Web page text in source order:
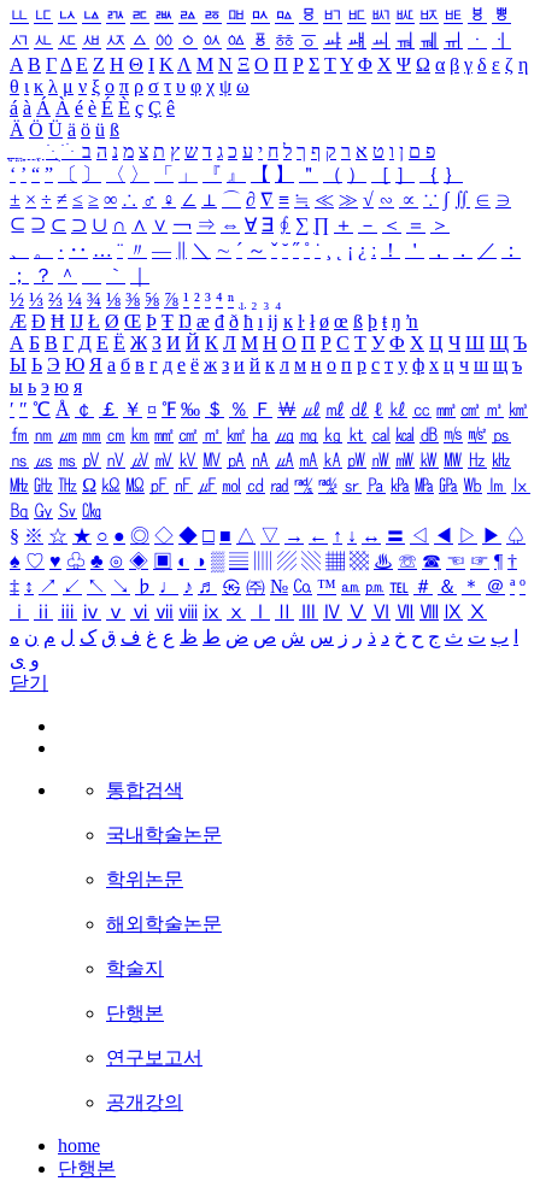
ㅥ ㅦ ㅧ ㅨ ㅩ ㅪ ㅫ ㅬ ㅭ ㅮ ㅯ ㅰ ㅱ ㅲ ㅳ ㅴ ㅵ ㅶ ㅷ ㅸ
ㅹ
ㅺ ㅻ ㅼ ㅽ ㅾ ㅿ ㆀ ㆁ ㆂ ㆃ ㆄ ㆅ ㆆ ㆇ ㆈ ㆉ ㆊ ㆋ ㆌ ㆍ
ㆎ
Α Β ΓΔ Ε Ζ Η Θ Ι ΚΛ Μ Ν Ξ Ο Π Ρ Σ ΤΥ Φ Χ Ψ Ω α β γ δ ε ζ η
θ ι κ λ μ ν ξ ο π ρ σ τ υ φ χ ψ ω
á à Á À é è É È ç Ç ê
Ä Ö Ü ä ö ü ß
ִֶֹ ֻּ ׁׂ פ ם ן ו ט א ר ק ף ך ל ח י ע כ ג ד ש ץ ת צ מ נ ה ב
‘ ’ “ ” 〔 〕 〈 〉 「 」 『 』 【 】 ＂ （ ） ［ ］ ｛ ｝
± × ÷ ≠ ≤ ≥ ∞ ∴ ♂ ♀ ∠ ⊥ ⌒ ∂ ∇ ≡ ≒ ≪ ≫ √ ∽ ∝ ∵ ∫ ∬ ∈ ∋
⊆ ⊇ ⊂ ⊃ ∪ ∩ ∧ ∨ ￢ ⇒ ⇔ ∀ ∃ ∮ ∑ ∏ ＋ － ＜ ＝
＞
、
。 · ‥ … ¨ 〃 ― ＼ ∼ ´ ～ ˇ ˘ ˝ ˚ ˙ ¸ ¡ ¿ ː ！ ＇ ， ． ／
：
；
？ ＾ ｀
½ ⅓ ⅔ ¼ ¾ ⅛ ⅜ ⅝ ⅞ ¹ ² ³ ⁴ ⁿ ₁ ₂ ₃ ₄
Æ Ð Ħ Ĳ Ł Ø Œ Þ Ŧ Ŋ æ đ ð ħ ı ĳ ĸ ŀ ł ø œ ß þ ŧ ŋ ŉ
А Б В Г Д Е Ё Ж З И Й К Л М Н О П Р С Т У Ф Х Ц Ч Ш Щ Ъ
Ы Ь Э Ю Я а б в г д е ё ж з и й к л м н о п р с т у ф х ц ч ш щ ъ
ы ь э ю я
′ ″ ℃ Å ￠ ￡ ￥ ¤ ℉ ‰ ＄ ％ Ｆ ￦ ㎕ ㎖ ㎗ ℓ ㎘ ㏄ ㎣ ㎤ ㎥ ㎦
㎙ ㎚ ㎛ ㎜ ㎝ ㎞ ㎟ ㎠ ㎡ ㎢ ㏊ ㎍ ㎎ ㎏ ㏏ ㎈ ㎉ ㏈ ㎧ ㎨ ㎰
㎱ ㎲ ㎳ ㎴ ㎵ ㎶ ㎷ ㎸ ㎹ ㎀ ㎁ ㎂ ㎃ ㎄ ㎺ ㎻ ㎽ ㎾ ㎿ ㎐ ㎑
㎒ ㎓ ㎔ Ω ㏀ ㏁ ㎊ ㎋ ㎌ ㏖ ㏅ ㎭ ㎮ ㎯ ㏛ ㎩ ㎪ ㎫ ㎬ ㏝ ㏐
㏓
㏃ ㏉ ㏜ ㏆
§ ※ ☆ ★ ○ ● ◎ ◇ ◆ □ ■ △ ▽ → ← ↑ ↓ ↔ 〓 ◁ ◀ ▷ ▶ ♤
♠ ♡ ♥ ♧ ♣ ⊙ ◈ ▣ ◐ ◑ ▒ ▤ ▨ ▧ ▦ ▩ ♨ ☏ ☎ ☜ ☞ ¶ †
‡ ↕ ↗ ↙ ↖ ↘ ♭ ♩ ♪ ♬ ㉿ ㈜ № ㏇ ™ ㏂ ㏘ ℡ ＃ ＆ ＊ ＠ ª º
ⅰ
ⅱ ⅲ ⅳ ⅴ ⅵ ⅶ ⅷ ⅸ ⅹ Ⅳ Ⅴ Ⅵ Ⅶ Ⅷ Ⅸ Ⅹ
ب ت ث ج ح خ د ذ ر ز س ش ص ض ط ظ ع غ ف ق ک ل م ن ه
و ی
닫기
통합검색
국내학술논문
학위논문
해외학술논문
학술지
단행본
연구보고서
공개강의
home
단행본